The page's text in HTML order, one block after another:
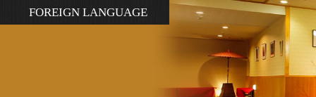
FOREIGN LANGUAGE